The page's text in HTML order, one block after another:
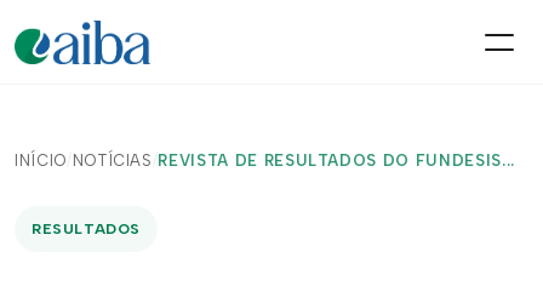
INÍCIO/ NOTÍCIAS / REVISTA DE RESULTADOS DO FUNDESIS...
RESULTADOS